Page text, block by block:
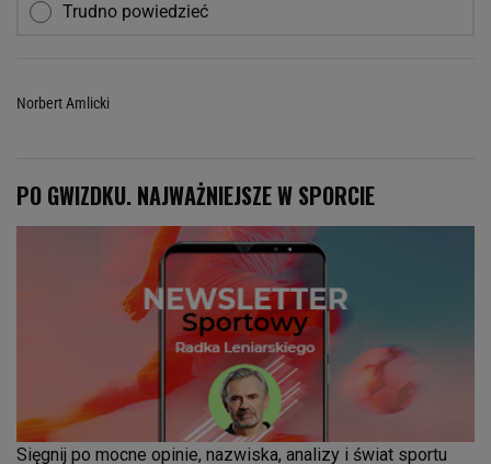
Trudno powiedzieć
Norbert Amlicki